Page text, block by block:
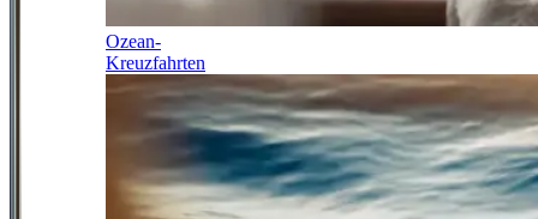
Ozean-
Kreuzfahrten